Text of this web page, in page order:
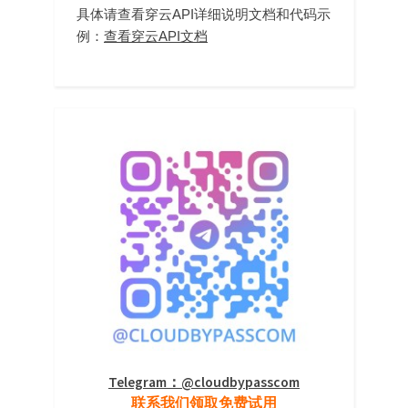
具体请查看穿云API详细说明文档和代码示
例： 查看穿云API文档
Telegram：@cloudbypasscom
联系我们领取免费试用